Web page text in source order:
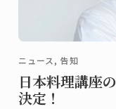
ニュース, 告知
日本料理講座
決定！